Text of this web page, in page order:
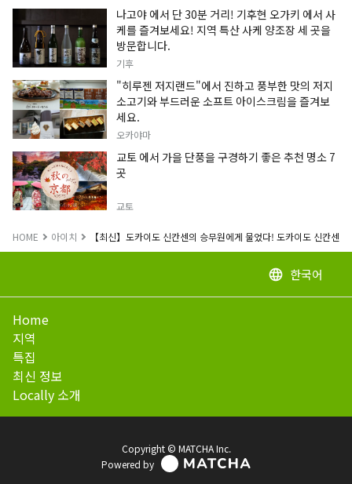
나고야 에서 단 30분 거리! 기후현 오가키 에서 사
케를 즐겨보세요! 지역 특산 사케 양조장 세 곳을
방문합니다.
기후
"히루젠 저지랜드"에서 진하고 풍부한 맛의 저지
소고기와 부드러운 소프트 아이스크림을 즐겨보
세요.
오카야마
교토 에서 가을 단풍을 구경하기 좋은 추천 명소 7
곳
교토
HOME 아이치 【최신】도카이도 신칸센의 승무원에게 물었다! 도카이도 신칸센
language 한국어
Home
지역
특집
최신 정보
Locally 소개
Copyright © MATCHA Inc.
Powered by